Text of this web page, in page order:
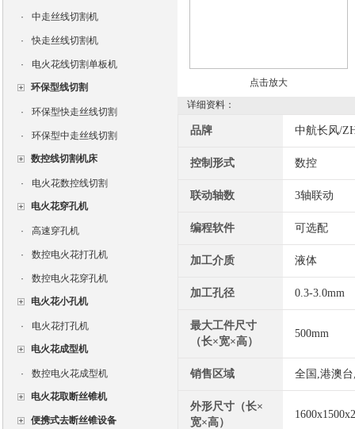
· 中走丝线切割机
· 快走丝线切割机
· 电火花线切割单板机
环保型线切割
· 环保型快走丝线切割
· 环保型中走丝线切割
数控线切割机床
· 电火花数控线切割
电火花穿孔机
· 高速穿孔机
· 数控电火花打孔机
· 数控电火花穿孔机
电火花小孔机
· 电火花打孔机
电火花成型机
· 数控电火花成型机
电火花取断丝锥机
便携式去断丝锥设备
点击放大
详细资料：
品牌 中航长风/
控制形式 数控
联动轴数 3轴联动
编程软件 可选配
加工介质 液体
加工孔径 0.3-3.0mm
最大工件尺寸
（长×宽×高）
500mm
销售区域 全国,港澳
外形尺寸（长×
宽×高）